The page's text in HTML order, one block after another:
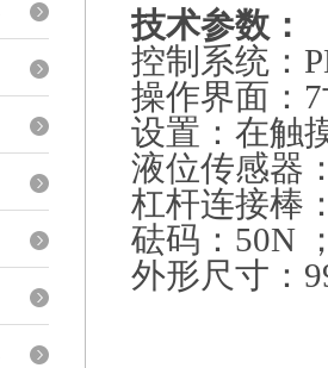
技术参数：
控制系统：
操作界面：
设置：在触
液位传感器
杠杆连接棒
砝码： 50N
外形尺寸：